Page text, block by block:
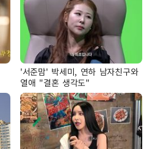
'서준맘' 박세미, 연하 남자친구와
열애 "결혼 생각도"